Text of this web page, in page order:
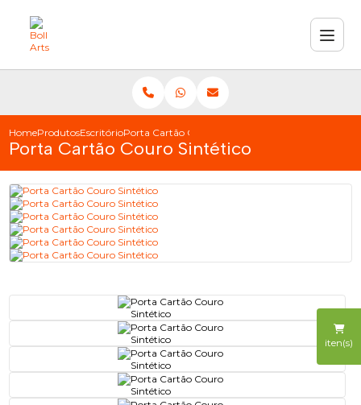
iten(s)
HomeProdutosEscritórioPorta Cartão Couro Sintético
Porta Cartão Couro Sintético